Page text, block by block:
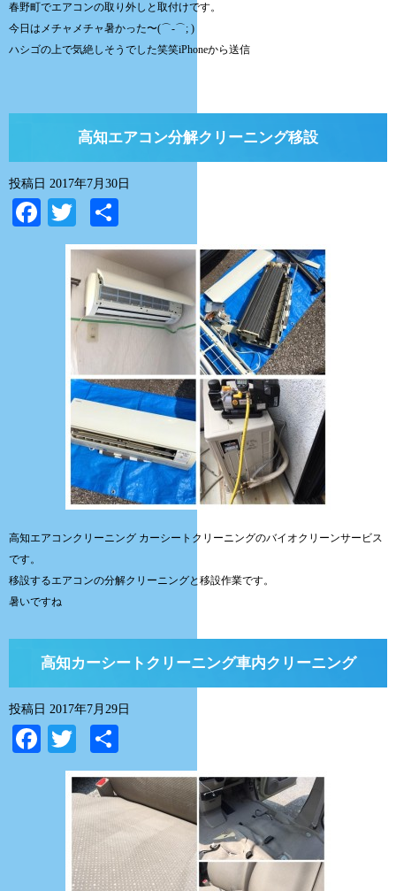
春野町でエアコンの取り外しと取付けです。
今日はメチャメチャ暑かった〜(⌒-⌒; )
ハシゴの上で気絶しそうでした笑笑iPhoneから送信
高知エアコン分解クリーニング移設
投稿日 2017年7月30日
Facebook
Twitter
有
高知エアコンクリーニング カーシートクリーニングのバイオクリーンサービス
です。
移設するエアコンの分解クリーニングと移設作業です。
暑いですね
高知カーシートクリーニング車内クリーニング
投稿日 2017年7月29日
Facebook
Twitter
有